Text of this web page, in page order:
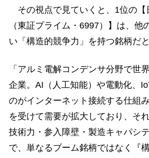
その視点で見ていくと、1位の【
（東証プライム・6997）】は、他
い「構造的競争力」を持つ銘柄だと
「アルミ電解コンデンサ分野で世
企業。AI（人工知能）や電動化、
のがインターネット接続する仕組
を受けて需要が拡大しており、そ
技術力・参入障壁・製造キャパシ
で、単なるブーム銘柄ではなく『